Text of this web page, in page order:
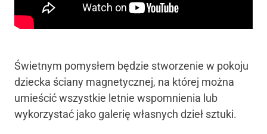
Świetnym pomysłem będzie stworzenie w pokoju
dziecka ściany magnetycznej, na której można
umieścić wszystkie letnie wspomnienia lub
wykorzystać jako galerię własnych dzieł sztuki.